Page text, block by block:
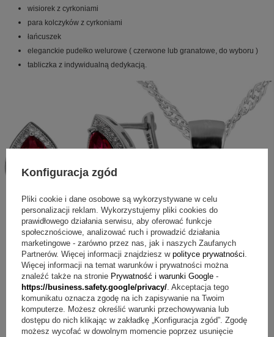
wisiorek z cyrkoniami
para kolczyków z cyrkoniami
łańcuszek
eleganckie pudełko welurowe ( czerwone lub granatowe, do wyboru )
tabliczka z indywidualną dedykacją.
Konfiguracja zgód
Pliki cookie i dane osobowe są wykorzystywane w celu
personalizacji reklam. Wykorzystujemy pliki cookies do
prawidłowego działania serwisu, aby oferować funkcje
społecznościowe, analizować ruch i prowadzić działania
marketingowe - zarówno przez nas, jak i naszych Zaufanych
Partnerów. Więcej informacji znajdziesz w polityce prywatności
Więcej informacji na temat warunków i prywatności można
znaleźć także na stronie Prywatność i warunki Google -
https://business.safety.google/privacy/ . Akceptacja tego
komunikatu oznacza zgodę na ich zapisywanie na Twoim
komputerze. Możesz określić warunki przechowywania lub
dostępu do nich klikając w zakładkę „Konfiguracja zgód”. Zgodę
możesz wycofać w dowolnym momencie poprzez usunięcie